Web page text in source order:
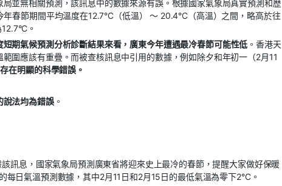
並無相關預測，該訊息中的數據來源有誤。根據國家氣象局真實預測和歷
春節期間平均溫度在12.7°C（低溫） ～ 20.4°C（高溫）之間，略高於往
。
短期氣候預測分析診斷結果來看，廣東今年遭遇最冷春節可能性低 。香港天
圍應該有重疊。而被查核訊息中引用的數據，例如除夕和年初一（2月11
存在明顯的科學錯誤。
說法均為錯誤。
訊息，國家氣象局預測廣東省將迎來史上最冷的春節，提醒大家做好保暖
日氣溫預測數據，其中2月11日和2月15日的最低氣溫為零下2°C。